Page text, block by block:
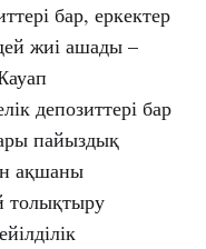
бар, еркектер
жиі ашады –
депозиттері бар
пайыздық
ақшаны
толықтыру